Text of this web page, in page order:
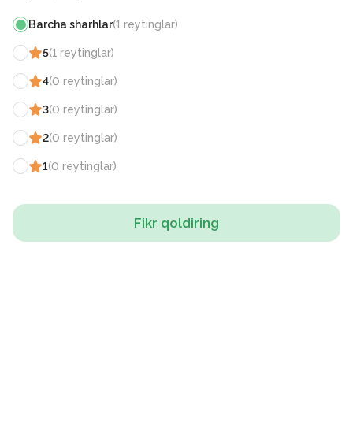
Barcha sharhlar(1 reytinglar)
5(1 reytinglar)
4(0 reytinglar)
3(0 reytinglar)
2(0 reytinglar)
1(0 reytinglar)
Fikr qoldiring